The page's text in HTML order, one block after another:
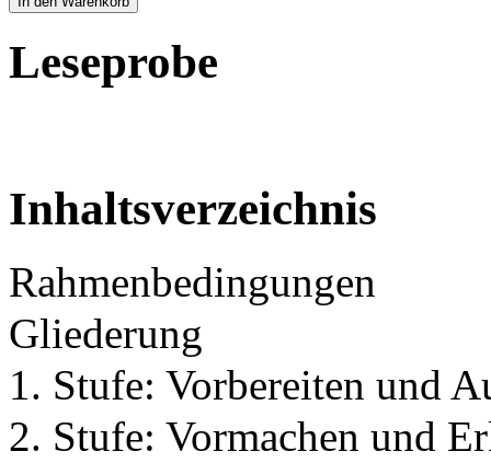
Leseprobe
Inhaltsverzeichnis
Rahmenbedingungen
Gliederung
1. Stufe: Vorbereiten und
2. Stufe: Vormachen und